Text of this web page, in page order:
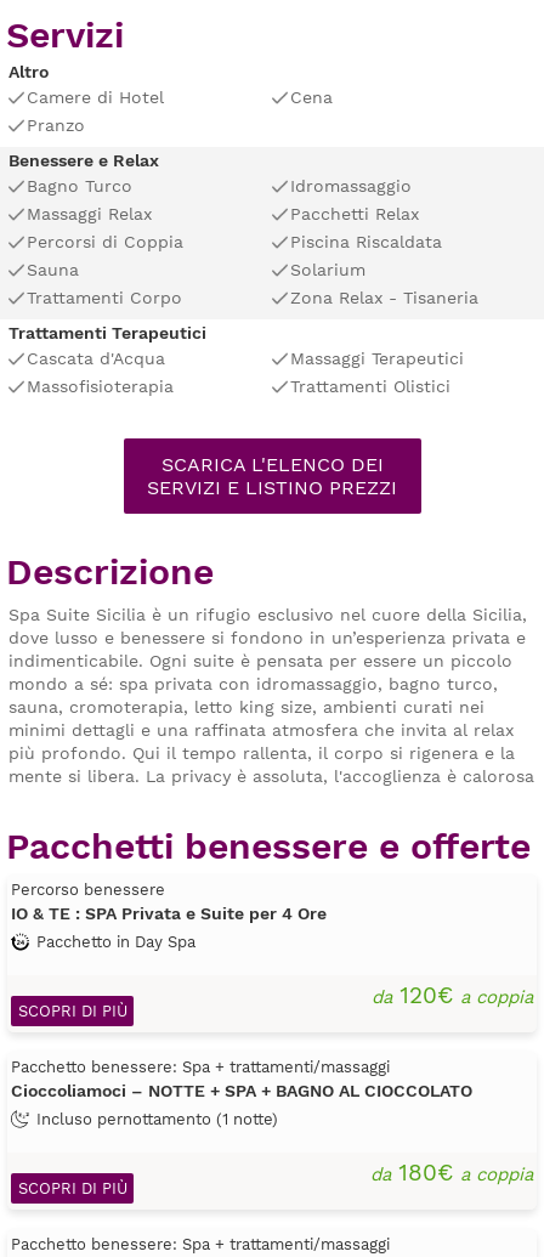
Servizi
Altro
Camere di Hotel
Cena
Pranzo
Benessere e Relax
Bagno Turco
Idromassaggio
Massaggi Relax
Pacchetti Relax
Percorsi di Coppia
Piscina Riscaldata
Sauna
Solarium
Trattamenti Corpo
Zona Relax - Tisaneria
Trattamenti Terapeutici
Cascata d'Acqua
Massaggi Terapeutici
Massofisioterapia
Trattamenti Olistici
SCARICA L'ELENCO DEI
SERVIZI E LISTINO PREZZI
Descrizione
Spa Suite Sicilia è un rifugio esclusivo nel cuore della Sicilia,
dove lusso e benessere si fondono in un’esperienza privata e
indimenticabile. Ogni suite è pensata per essere un piccolo
mondo a sé: spa privata con idromassaggio, bagno turco,
sauna, cromoterapia, letto king size, ambienti curati nei
minimi dettagli e una raffinata atmosfera che invita al relax
più profondo. Qui il tempo rallenta, il corpo si rigenera e la
mente si libera. La privacy è assoluta, l'accoglienza è calorosa
un momento speciale da celebrare o semplicemente di una
il benessere in totale intimità e armonia.
Pacchetti benessere e offerte
Percorso benessere
IO & TE : SPA Privata e Suite per 4 Ore
Pacchetto in Day Spa
da120€ a coppia
SCOPRI DI PIÙ
Pacchetto benessere: Spa + trattamenti/massaggi
Cioccoliamoci – NOTTE + SPA + BAGNO AL CIOCCOLATO
Incluso pernottamento (1 notte)
da180€ a coppia
SCOPRI DI PIÙ
Pacchetto benessere: Spa + trattamenti/massaggi